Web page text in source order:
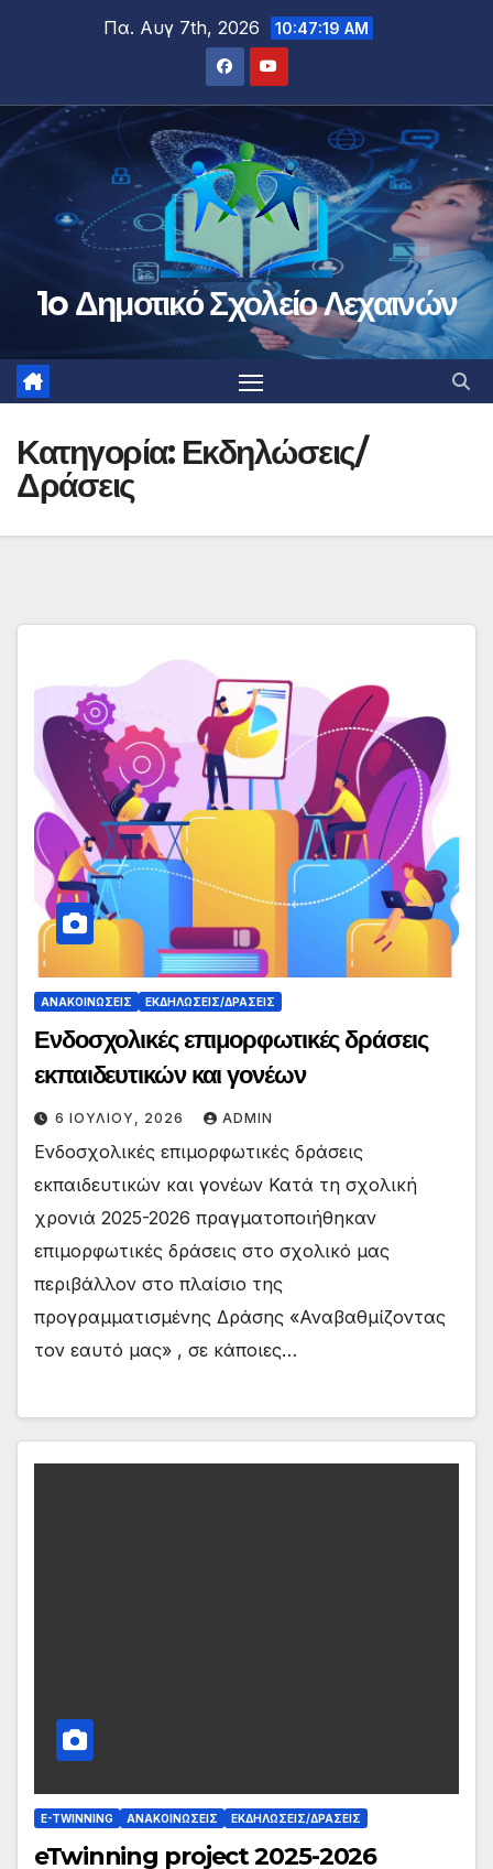
Πα. Αυγ 7th, 2026 10:47:20 AM
1o Δημοτικό Σχολείο Λεχαινών
Κατηγορία: Εκδηλώσεις/
Δράσεις
ΑΝΑΚΟΙΝΏΣΕΙΣ ΕΚΔΗΛΏΣΕΙΣ/ΔΡΆΣΕΙΣ
Ενδοσχολικές επιμορφωτικές δράσεις
εκπαιδευτικών και γονέων
6 ΙΟΥΛΊΟΥ, 2026 ADMIN
Ενδοσχολικές επιμορφωτικές δράσεις
εκπαιδευτικών και γονέων Κατά τη σχολική
χρονιά 2025-2026 πραγματοποιήθηκαν
επιμορφωτικές δράσεις στο σχολικό μας
περιβάλλον στο πλαίσιο της
προγραμματισμένης Δράσης «Αναβαθμίζοντας
τον εαυτό μας» , σε κάποιες…
E-TWINNING ΑΝΑΚΟΙΝΏΣΕΙΣ ΕΚΔΗΛΏΣΕΙΣ/ΔΡΆΣΕΙΣ
eTwinning project 2025-2026